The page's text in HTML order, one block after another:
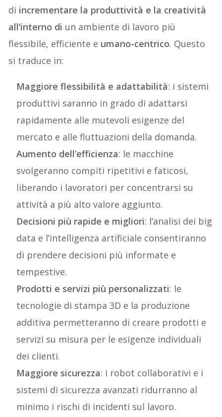
di incrementare la produttività e la creatività
all’interno di un ambiente di lavoro più
flessibile, efficiente e umano-centrico. Questo
si traduce in:
Maggiore flessibilità e adattabilità: i sistemi
produttivi saranno in grado di adattarsi
rapidamente alle mutevoli esigenze del
mercato e alle fluttuazioni della domanda.
Aumento dell’efficienza: le macchine
svolgeranno compiti ripetitivi e faticosi,
liberando i lavoratori per concentrarsi su
attività a più alto valore aggiunto.
Decisioni più rapide e migliori: l’analisi dei big
data e l’intelligenza artificiale consentiranno
di prendere decisioni più informate e
tempestive.
Prodotti e servizi più personalizzati: le
tecnologie di stampa 3D e la produzione
additiva permetteranno di creare prodotti e
servizi su misura per le esigenze individuali
dei clienti.
Maggiore sicurezza: i robot collaborativi e i
sistemi di sicurezza avanzati ridurranno al
minimo i rischi di incidenti sul lavoro.